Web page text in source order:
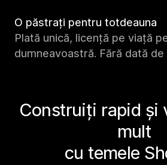
O păstrați pentru totdeauna
Plată unică, licență pe viață
dumneavoastră. Fără dată
Construiți rapid și
mult
cu temele